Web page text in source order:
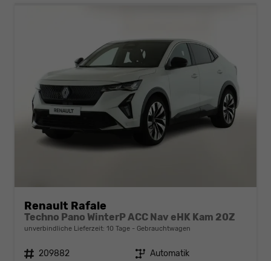
Renault Rafale
Techno Pano WinterP ACC Nav eHK Kam 20Z
unverbindliche Lieferzeit: 10 Tage Gebrauchtwagen
Fahrzeugnr. 209882 Getriebe Automatik